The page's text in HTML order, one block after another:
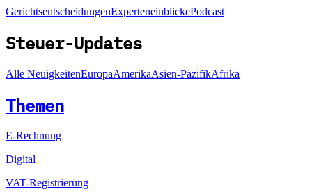
GerichtsentscheidungenExperteneinblickePodcast
Steuer-Updates
Alle NeuigkeitenEuropaAmerikaAsien-PazifikAfrika
Themen
E-Rechnung
Digital
VAT-Registrierung